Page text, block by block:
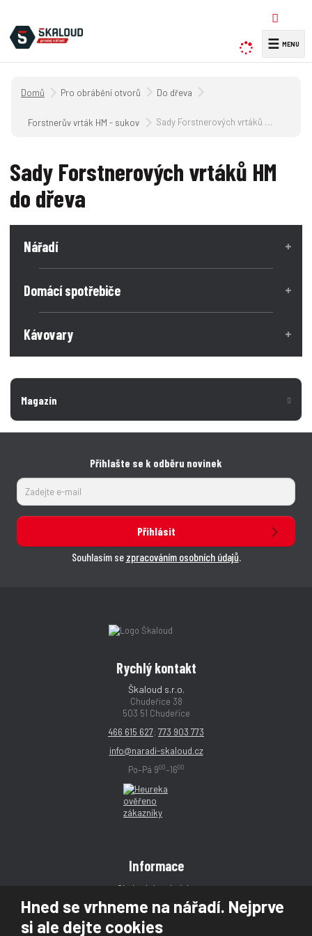
Hned se vrhneme na nářadí. Nejprve
si ale dejte cookies
y
☰
Úvodní strana
Pro obrábění otvorů Do dřeva
Forstnerův vrták HM - sukovník (SK)Sady Forstnerových vrtáků HM do dřeva
Sady Forstnerových vrtáků HM
do dřeva
Nářadí
Domácí spotřebiče
Kávovary
Magazín
Přihlašte se k odběru novinek
Přihlásit
Souhlasím se zpracováním osobních údajů.
Rychlý kontakt
Škaloud s.r.o.
Chudeřice 38
503 51 Chudeřice
466 615 627; 773 903 773
info@naradi-skaloud.cz
Po–Pá 900–1600
Informace
Obchodní podmínky
Reklamace
Magazín